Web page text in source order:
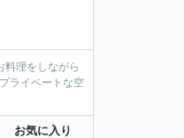
料理をしながら
ライベートな空
お気に入り